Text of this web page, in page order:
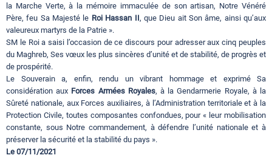
la Marche Verte, à la mémoire immaculée de son artisan, Notre Vénéré
Père, feu Sa Majesté le Roi Hassan II, que Dieu ait Son âme, ainsi qu’aux
valeureux martyrs de la Patrie ».
SM le Roi a saisi l’occasion de ce discours pour adresser aux cinq peuples
du Maghreb, Ses vœux les plus sincères d’unité et de stabilité, de progrès et
de prospérité.
Le Souverain a, enfin, rendu un vibrant hommage et exprimé Sa
considération aux Forces Armées Royales, à la Gendarmerie Royale, à la
Sûreté nationale, aux Forces auxiliaires, à l’Administration territoriale et à la
Protection Civile, toutes composantes confondues, pour « leur mobilisation
constante, sous Notre commandement, à défendre l’unité nationale et à
préserver la sécurité et la stabilité du pays ».
Le 07/11/2021